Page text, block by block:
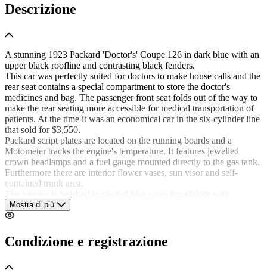
Descrizione
A stunning 1923 Packard 'Doctor's' Coupe 126 in dark blue with an
upper black roofline and contrasting black fenders.
This car was perfectly suited for doctors to make house calls and the
rear seat contains a special compartment to store the doctor's
medicines and bag. The passenger front seat folds out of the way to
make the rear seating more accessible for medical transportation of
patients. At the time it was an economical car in the six-cylinder line
that sold for $3,550.
Packard script plates are located on the running boards and a
Motometer tracks the engine's temperature. It features jewelled
crown headlamps and a fuel gauge mounted directly to the gas tank.
Furthermore there are interior flower vases, sun visor and self-
contained trunk area.
matching blue headliner. Up front, the doctor had his own seat
behind a large wood steering wheel.
of safety. Power comes from a 268.4-cubic-inch L-head straight six
rated at 54 HP. It rides on colour-keyed wood spoke artillery wheels
This 1923 Packard 'Doctor's Coupe 126 is a smart-looking car from
Mostra di più
Condizione e registrazione